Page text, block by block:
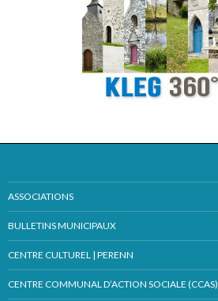
ASSOCIATIONS
BULLETINS MUNICIPAUX
CENTRE CULTUREL | PERENN
CENTRE COMMUNAL D’ACTION SOCIALE (CCAS)